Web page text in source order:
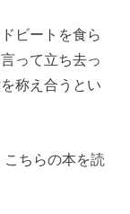
ビートを食ら
って立ち去っ
称え合うとい
ちらの本を読